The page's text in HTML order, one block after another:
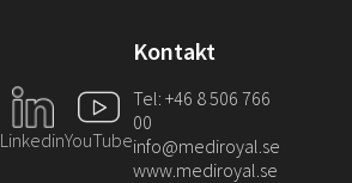
LinkedinYouTube
Kontakt
Tel: +46 8 506 766
00
info@mediroyal.se
www.mediroyal.se